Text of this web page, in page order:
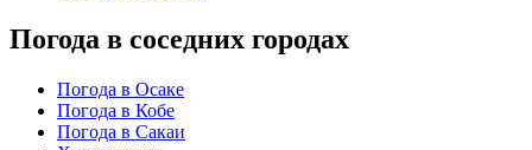
Погода в соседних городах
Погода в Осаке
Погода в Кобе
Погода в Сакаи